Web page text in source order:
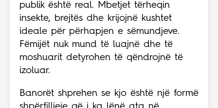
publik është real. Mbetjet tërheqin
insekte, brejtës dhe krijojnë kushtet
ideale për përhapjen e sëmundjeve.
Fëmijët nuk mund të luajnë dhe të
moshuarit detyrohen të qëndrojnë të
izoluar.
Banorët shprehen se kjo është një formë